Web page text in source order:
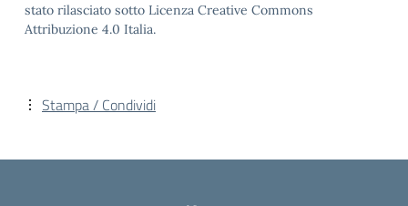
stato rilasciato sotto Licenza Creative Commons
Attribuzione 4.0 Italia.
Stampa / Condividi